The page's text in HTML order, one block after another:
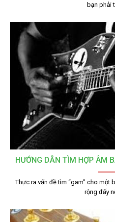
bạn phải
HƯỚNG DẪN TÌM HỢP ÂM
Thực ra vấn đề tìm “gam” cho một
rộng đấy